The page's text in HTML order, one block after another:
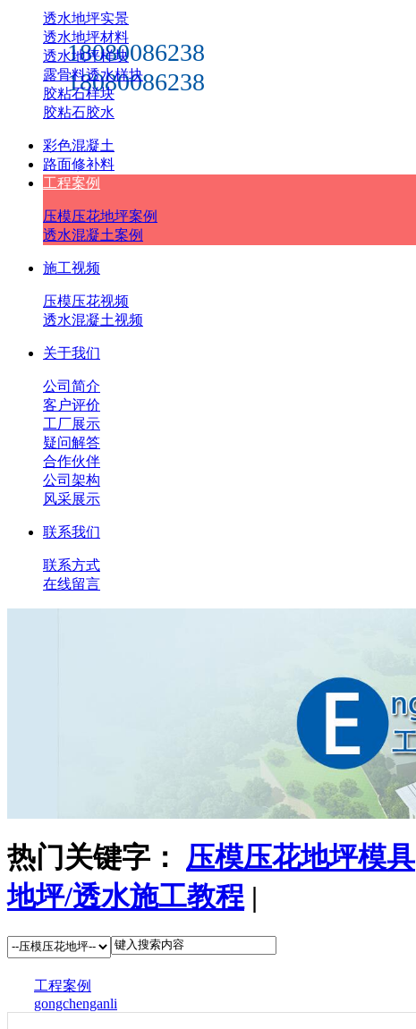
18080086238
18080086238
透水地坪实景
透水地坪材料
透水地坪样块
露骨料透水样块
胶粘石样块
胶粘石胶水
彩色混凝土
路面修补料
工程案例
压模压花地坪案例
透水混凝土案例
施工视频
压模压花视频
透水混凝土视频
关于我们
公司简介
客户评价
工厂展示
疑问解答
合作伙伴
公司架构
风采展示
联系我们
联系方式
在线留言
热门关键字： 压模压花地坪模具
地坪/透水施工教程 |
工程案例
gongchenganli